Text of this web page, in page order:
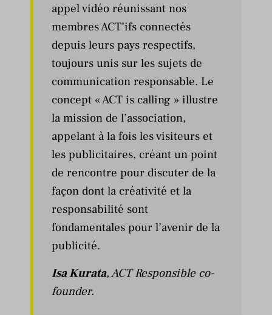
appel vidéo réunissant nos
membres ACT’ifs connectés
depuis leurs pays respectifs,
toujours unis sur les sujets de
communication responsable. Le
concept « ACT is calling » illustre
la mission de l’association,
appelant à la fois les visiteurs et
les publicitaires, créant un point
de rencontre pour discuter de la
façon dont la créativité et la
responsabilité sont
fondamentales pour l’avenir de la
publicité.
Isa Kurata, ACT Responsible co-
founder.